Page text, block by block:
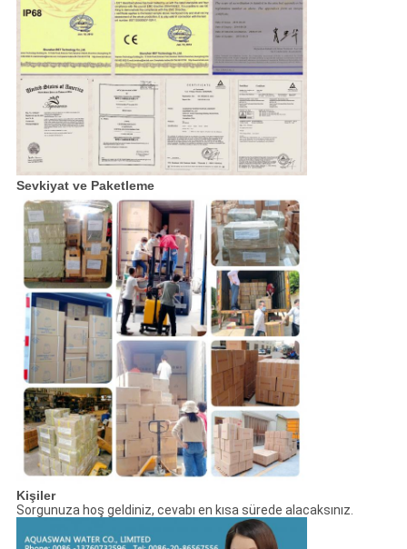
Sevkiyat ve Paketleme
Kişiler
Sorgunuza hoş geldiniz, cevabı en kısa sürede alacaksınız.